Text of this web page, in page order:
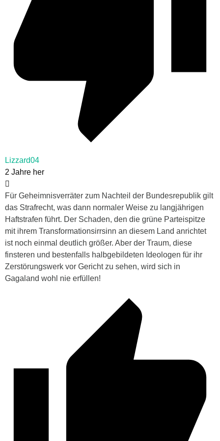
Lizzard04
2 Jahre her
Für Geheimnisverräter zum Nachteil der Bundesrepublik gilt
das Strafrecht, was dann normaler Weise zu langjährigen
Haftstrafen führt. Der Schaden, den die grüne Parteispitze
mit ihrem Transformationsirrsinn an diesem Land anrichtet
ist noch einmal deutlich größer. Aber der Traum, diese
finsteren und bestenfalls halbgebildeten Ideologen für ihr
Zerstörungswerk vor Gericht zu sehen, wird sich in
Gagaland wohl nie erfüllen!